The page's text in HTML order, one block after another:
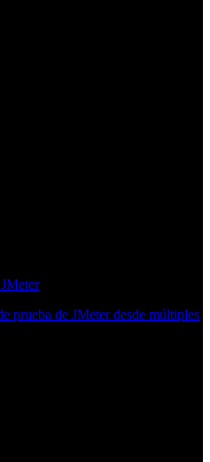
prueba de JMeter desde múltiples